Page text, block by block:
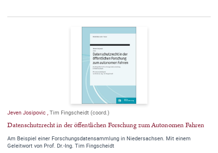
Jeven Josipovic , Tim Fingscheidt (coord.)
Datenschutzrecht in der öffentlichen Forschung zum Autonomen Fahren
Am Beispiel einer Forschungsdatensammlung in Niedersachsen. Mit einem
Geleitwort von Prof. Dr.-Ing. Tim Fingscheidt